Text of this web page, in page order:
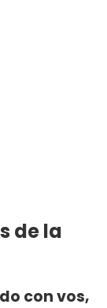
de la
con vos,